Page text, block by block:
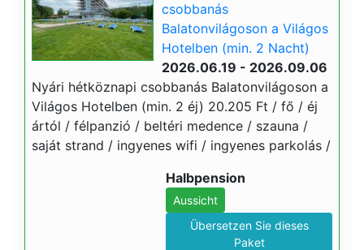
csobbanás
Balatonvilágoson a Világos
Hotelben (min. 2 Nacht)
2026.06.19 - 2026.09.06
Nyári hétköznapi csobbanás Balatonvilágoson a
Világos Hotelben (min. 2 éj) 20.205 Ft / fő / éj
ártól / félpanzió / beltéri medence / szauna /
saját strand / ingyenes wifi / ingyenes parkolás /
Halbpension
Aussicht
Übersetzen Sie dieses
Paket